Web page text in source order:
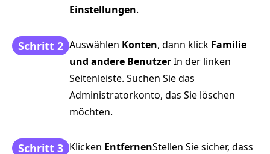
Einstellungen.
Schritt 2 Auswählen Konten, dann klick Familie
und andere BenutzerIn der linken
Seitenleiste. Suchen Sie das
Administratorkonto, das Sie löschen
möchten.
Schritt 3 Klicken EntfernenStellen Sie sicher, dass